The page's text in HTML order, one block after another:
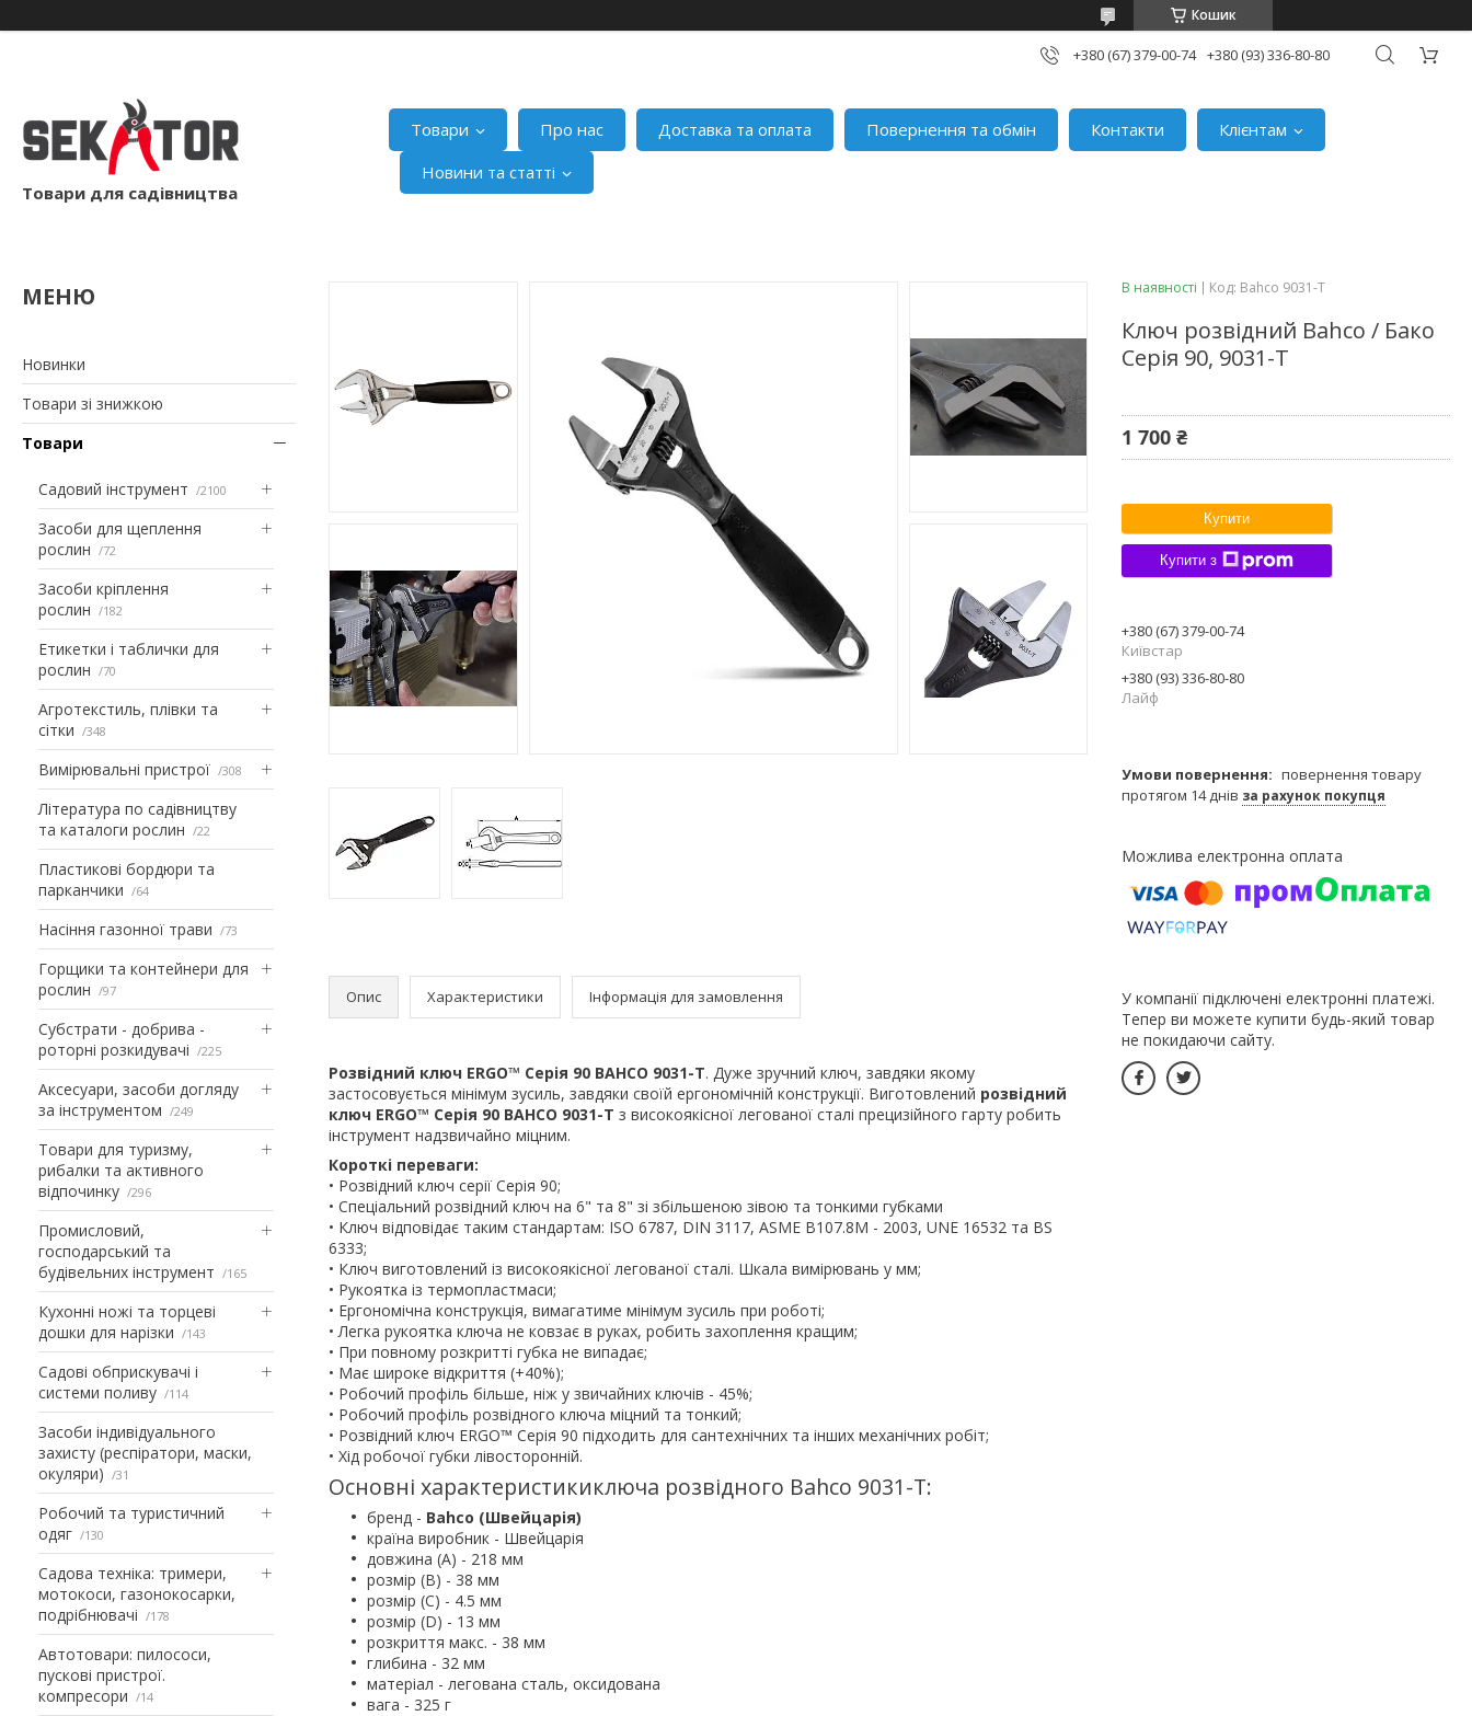
Кошик
+380 (67) 379-00-74 +380 (93) 336-80-80
Товари для садівництва
Товари Про нас Доставка та оплата Повернення та обмін Контакти
Клієнтам
Новини та статті
Новинки
Товари зі знижкою
Товари
Садовий інструмент 2100
Засоби для щеплення
рослин
72
Засоби кріплення
рослин
182
Етикетки і таблички для
рослин
70
Агротекстиль, плівки та
сітки
348
Вимірювальні пристрої 308
Література по садівництву
та каталоги рослин
22
Пластикові бордюри та
парканчики
64
Насіння газонної трави 73
Горщики та контейнери для
рослин
97
Субстрати - добрива -
роторні розкидувачі
225
Аксесуари, засоби догляду
за інструментом
249
Товари для туризму,
рибалки та активного
відпочинку
296
Промисловий,
господарський та
будівельних інструмент
165
Кухонні ножі та торцеві
дошки для нарізки
143
Садові обприскувачі і
системи поливу
114
Засоби індивідуального
захисту (респіратори, маски,
окуляри)
31
Робочий та туристичний
одяг
130
Садова техніка: тримери,
мотокоси, газонокосарки,
подрібнювачі
178
Автотовари: пилососи,
пускові пристрої.
компресори
14
Опис Характеристики Інформація для замовлення
Розвідний ключ ERGO™ Серія 90 BAHCO 9031-T. Дуже зручний ключ, завдяки якому
застосовується мінімум зусиль, завдяки своїй ергономічній конструкції. Виготовлений розвідний
ключ ERGO™ Серія 90 BAHCO 9031-T з високоякісної легованої сталі прецизійного гарту робить
інструмент надзвичайно міцним.
Короткі переваги:
• Розвідний ключ серії Серія 90;
• Спеціальний розвідний ключ на 6" та 8" зі збільшеною зівою та тонкими губками
• Ключ відповідає таким стандартам: ISO 6787, DIN 3117, ASME B107.8M - 2003, UNE 16532 та BS
6333;
• Ключ виготовлений із високоякісної легованої сталі. Шкала вимірювань у мм;
• Рукоятка із термопластмаси;
• Ергономічна конструкція, вимагатиме мінімум зусиль при роботі;
• Легка рукоятка ключа не ковзає в руках, робить захоплення кращим;
• При повному розкритті губка не випадає;
• Має широке відкриття (+40%);
• Робочий профіль більше, ніж у звичайних ключів - 45%;
• Робочий профіль розвідного ключа міцний та тонкий;
• Розвідний ключ ERGO™ Серія 90 підходить для сантехнічних та інших механічних робіт;
• Хід робочої губки лівосторонній.
Основні характеристикиключа розвідного Bahco 9031-T:
бренд - Bahco (Швейцарія)
країна виробник - Швейцарія
довжина (A) - 218 мм
розмір (B) - 38 мм
розмір (C) - 4.5 мм
розмір (D) - 13 мм
розкриття макс. - 38 мм
глибина - 32 мм
матеріал - легована сталь, оксидована
вага - 325 г
В наявності Код: Bahco 9031-T
Ключ розвідний Bahco / Бако
Серія 90, 9031-T
1 700 ₴
Купити
Купити з
+380 (67) 379-00-74
Київстар
+380 (93) 336-80-80
Лайф
повернення товару
протягом 14 днів за рахунок покупця
У компанії підключені електронні платежі.
Тепер ви можете купити будь-який товар
не покидаючи сайту.